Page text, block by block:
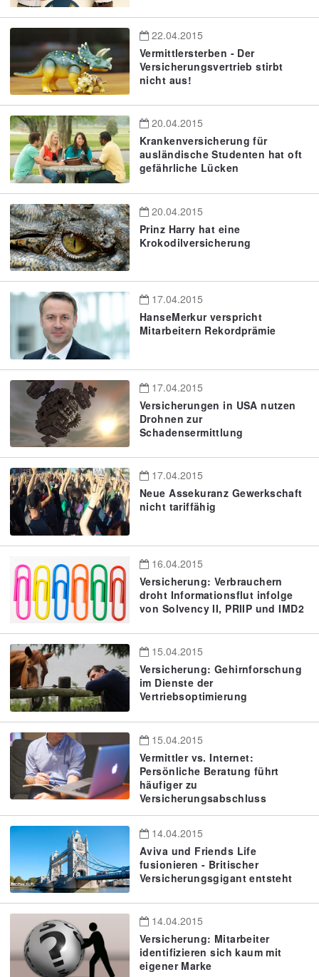
22.04.2015
Vermittlersterben - Der
Versicherungsvertrieb stirbt
nicht aus!
20.04.2015
Krankenversicherung für
ausländische Studenten hat oft
gefährliche Lücken
20.04.2015
Prinz Harry hat eine
Krokodilversicherung
17.04.2015
HanseMerkur verspricht
Mitarbeitern Rekordprämie
17.04.2015
Versicherungen in USA nutzen
Drohnen zur
Schadensermittlung
17.04.2015
Neue Assekuranz Gewerkschaft
nicht tariffähig
16.04.2015
Versicherung: Verbrauchern
droht Informationsflut infolge
von Solvency II, PRIIP und IMD2
15.04.2015
Versicherung: Gehirnforschung
im Dienste der
Vertriebsoptimierung
15.04.2015
Vermittler vs. Internet:
Persönliche Beratung führt
häufiger zu
Versicherungsabschluss
14.04.2015
Aviva und Friends Life
fusionieren - Britischer
Versicherungsgigant entsteht
14.04.2015
Versicherung: Mitarbeiter
identifizieren sich kaum mit
eigener Marke